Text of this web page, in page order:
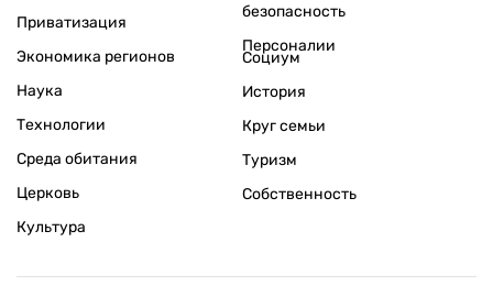
Приватизация
Экономика регионов
безопасность
Персоналии
Наука
Технологии
Среда обитания
Церковь
Культура
Социум
История
Круг семьи
Туризм
Собственность